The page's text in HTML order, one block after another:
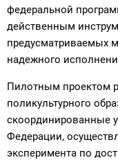
федеральной
действенным
предусматриваемых
надежного
Пилотным проектом
поликультурного
скоординированные
Федерации,
эксперимента по